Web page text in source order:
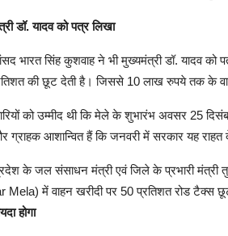
डॉ. यादव को पत्र लिखा
भारत सिंह कुशवाह ने भी मुख्यमंत्री डॉ. यादव को
की छूट देती है। जिससे 10 लाख रुपये तक के
को उम्मीद थी कि मेले के शुभारंभ अवसर 25
ग्राहक आशान्वित हैं कि जनवरी में सरकार यह
के जल संसाधन मंत्री एवं जिले के प्रभारी मंत्री
Mela) में वाहन खरीदी पर 50 प्रतिशत रोड
होगा